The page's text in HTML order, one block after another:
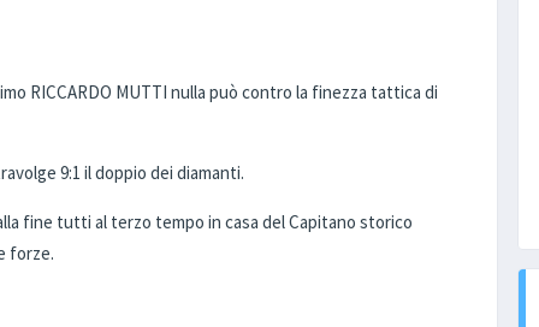
RICCARDO MUTTI nulla può contro la finezza tattica di
9:1 il doppio dei diamanti.
fine tutti al terzo tempo in casa del Capitano storico
forze.